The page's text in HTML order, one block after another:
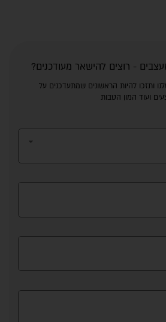
- רוצים להישאר מעודכנים?
ותזכו להיות הראשונים שמתעדכנים על
ועוד המון הטבות